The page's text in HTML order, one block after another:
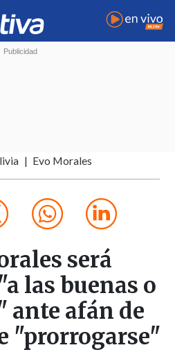
Evo Morales
será
las buenas o
ante afán de
"prorrogarse"